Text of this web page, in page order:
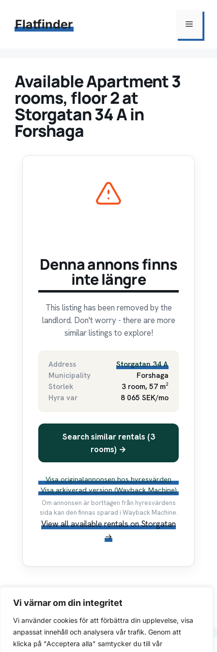
Vi värnar om din integritet
Vi använder cookies för att förbättra din upplevelse, visa
anpassat innehåll och analysera vår trafik. Genom att
klicka på "Acceptera alla" samtycker du till vår
innehåll
Flatfinder Meny
Available Apartment 3
rooms, floor 2 at
Storgatan 34 A in
Forshaga
Denna annons finns
inte längre
This listing has been removed by the
landlord. Don't worry - there are more
similar listings to explore!
Address
Storgatan 34 A
Municipality
Forshaga
Storlek
3 room, 57 m²
Hyra var
8 065 SEK/mo
Search similar rentals (3
rooms) →
Visa originalannonsen hos hyresvärden
Visa arkiverad version (Wayback Machine)
Om annonsen är borttagen från hyresvärdens
sida kan den finnas sparad i Wayback Machine.
View all available rentals on Storgatan
→